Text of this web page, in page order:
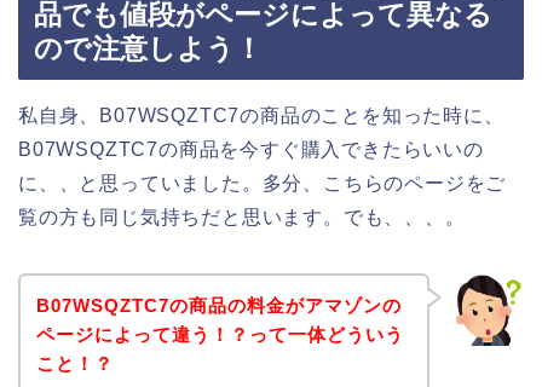
品でも値段がページによって異なる
ので注意しよう！
私自身、B07WSQZTC7の商品のことを知った時に、
B07WSQZTC7の商品を今すぐ購入できたらいいの
に、、と思っていました。多分、こちらのページをご
覧の方も同じ気持ちだと思います。でも、、、。
B07WSQZTC7の商品の料金がアマゾンの
ページによって違う！？って一体どういう
こと！？